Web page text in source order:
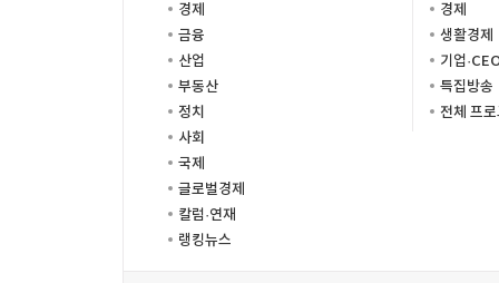
경제
금융
산업
부동산
정치
사회
국제
글로벌경제
칼럼·연재
랭킹뉴스
경제
생활경제
기업
특집방송
전체 프